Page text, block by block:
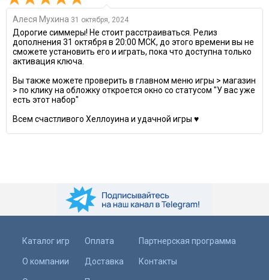
Алеся Мухина 31 октября, 2024
Дорогие симмеры! Не стоит расстраиваться. Релиз
дополнения 31 октября в 20:00 МСК, до этого времени вы не
сможете установить его и играть, пока что доступна только
активация ключа.
Вы также можете проверить в главном меню игры > магазин
> по клику на обложку откроется окно со статусом "У вас уже
есть этот набор"
Всем счастливого Хеллоуина и удачной игры ♥
Каталог игр
О компании
Оплата
Доставка
Партнерская программа
Контакты